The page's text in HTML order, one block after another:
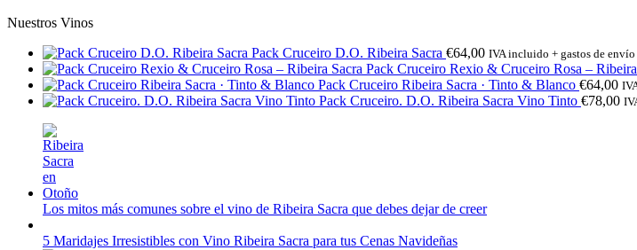
Nuestros Vinos
Pack Cruceiro D.O. Ribeira Sacra €64,00 IVA incluido + gastos de envío
Pack Cruceiro Rexio & Cruceiro Rosa – Ribeira
Pack Cruceiro Ribeira Sacra · Tinto & Blanco €64,00
Pack Cruceiro. D.O. Ribeira Sacra Vino Tinto €78,00
Los mitos más comunes sobre el vino de Ribeira Sacra que debes dejar de creer
5 Maridajes Irresistibles con Vino Ribeira Sacra para tus Cenas Navideñas